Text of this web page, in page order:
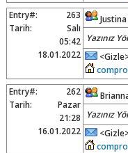
Entry#:
263
Tarih:
Salı
05:42
18.01.2022
Justina
Yazınız
Entry#:
262
Tarih:
Pazar
21:28
16.01.2022
Yazınız